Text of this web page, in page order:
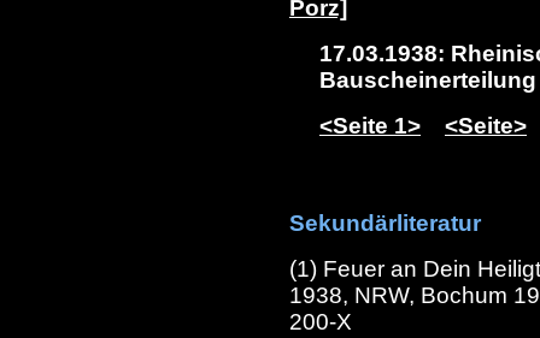
Porz]
17.03.1938:
<Seite 1>
<Seite>
Sekundärliteratur
(1) Feuer an Dein
1938, NRW, Bochum
200-X